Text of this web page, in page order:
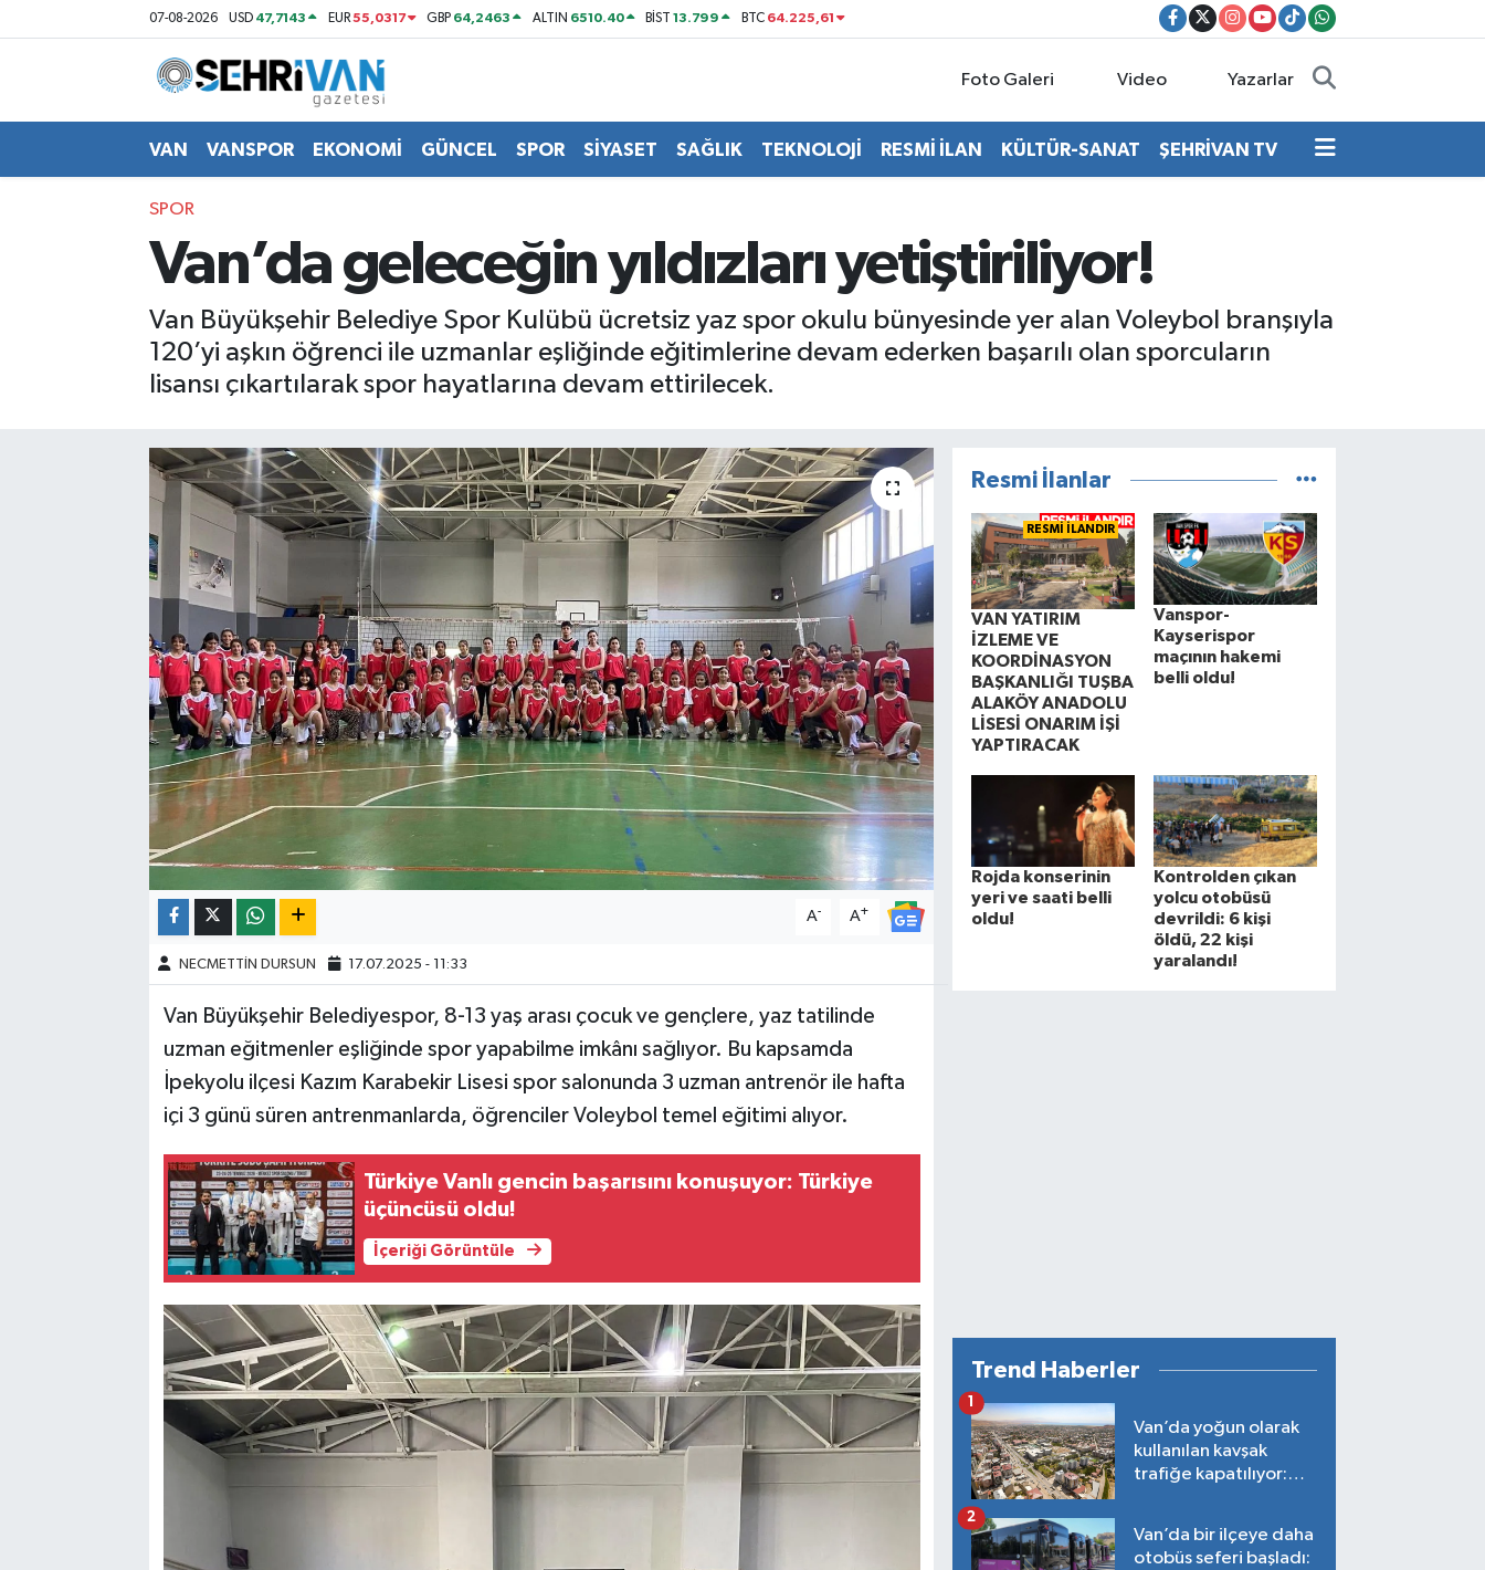
07-08-2026 USD 47,7143 EUR55,0317 GBP 64,2463 ALTIN 6510.40 BİST13.799 BTC 64.225,61
Foto Galeri Video Yazarlar
VAN VANSPOR EKONOMİ GÜNCEL SPOR SİYASET SAĞLIK TEKNOLOJİ RESMİ İLAN KÜLTÜR-SANAT ŞEHRİVAN TV
SPOR
Van’da geleceğin yıldızları yetiştiriliyor!
Van Büyükşehir Belediye Spor Kulübü ücretsiz yaz spor okulu bünyesinde yer alan Voleybol branşıyla
120’yi aşkın öğrenci ile uzmanlar eşliğinde eğitimlerine devam ederken başarılı olan sporcuların
lisansı çıkartılarak spor hayatlarına devam ettirilecek.
A- A+
NECMETTİN DURSUN 17.07.2025 - 11:33
Van Büyükşehir Belediyespor, 8-13 yaş arası çocuk ve gençlere, yaz tatilinde
uzman eğitmenler eşliğinde spor yapabilme imkânı sağlıyor. Bu kapsamda
İpekyolu ilçesi Kazım Karabekir Lisesi spor salonunda 3 uzman antrenör ile hafta
içi 3 günü süren antrenmanlarda, öğrenciler Voleybol temel eğitimi alıyor.
Türkiye Vanlı gencin başarısını konuşuyor: Türkiye
üçüncüsü oldu!
İçeriği Görüntüle
Resmi İlanlar
RESMİ İLANDIR
VAN YATIRIM
İZLEME VE
KOORDİNASYON
BAŞKANLIĞI TUŞBA
ALAKÖY ANADOLU
LİSESİ ONARIM İŞİ
YAPTIRACAK
Vanspor-
Kayserispor
maçının hakemi
belli oldu!
Rojda konserinin
yeri ve saati belli
oldu!
Kontrolden çıkan
yolcu otobüsü
devrildi: 6 kişi
öldü, 22 kişi
yaralandı!
Trend Haberler
Van’da yoğun olarak
kullanılan kavşak
trafiğe kapatılıyor:
1
Van’da bir ilçeye daha
otobüs seferi başladı:
2
Van Nöbetçi Eczaneler
Van Hava Durumu
Van Trafik Yoğunluk Haritası
Süper Lig Puan Durumu ve Fikstür
Tüm Manşetler
Haber Arşivi